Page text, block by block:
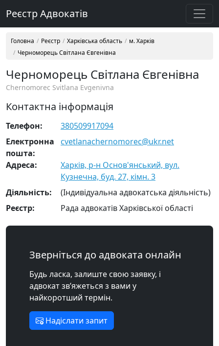
Реєстр Адвокатів
Головна Реєстр Харківська область
м. Харків
Черноморець Світлана Євгенівна
Черноморець Світлана Євгенівна
Chernomorec Svitlana Evgenivna
Контактна інформація
Телефон:
380509917094
Електронна
пошта:
cvetlanachernomorec@ukr.net
Адреса:
Харків, р-н Основ'янський, вул.
Кузнечна, буд. 27, кімн. 3
Діяльність:
(Індивідуальна адвокатська діяльність)
Реєстр:
Рада адвокатів Харківської області
Зверніться до адвоката онлайн
Будь ласка, залиште свою заявку, і
адвокат зв’яжеться з вами у
найкоротший термін.
Надіслати запит